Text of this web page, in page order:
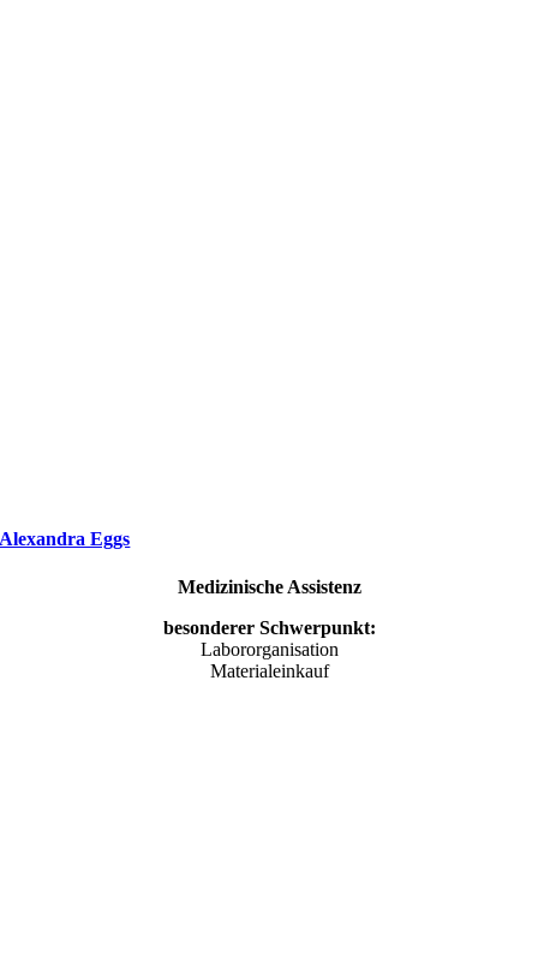
Alexandra Eggs
Medizinische Assistenz
besonderer Schwerpunkt:
Labororganisation
Materialeinkauf